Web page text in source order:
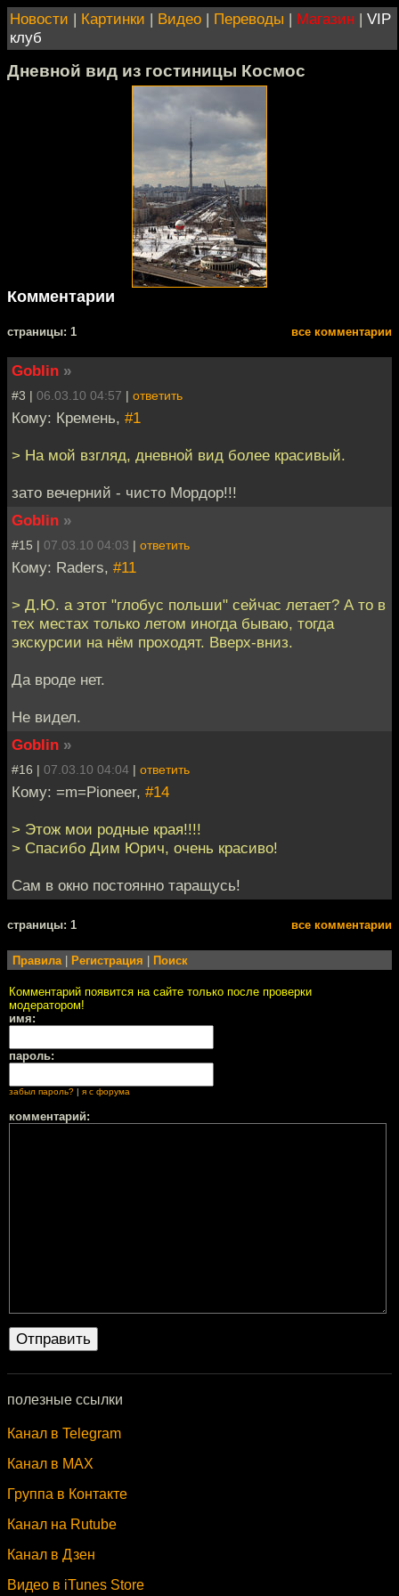
Новости | Картинки | Видео | Переводы | Магазин | VIP
клуб
Дневной вид из гостиницы Космос
Комментарии
cтраницы: 1 все комментарии
Goblin »
#3 | 06.03.10 04:57 | ответить
Кому: Кремень, #1
> На мой взгляд, дневной вид более красивый.
зато вечерний - чисто Мордор!!!
Goblin »
#15 | 07.03.10 04:03 | ответить
Кому: Raders, #11
> Д.Ю. а этот "глобус польши" сейчас летает? А то в
тех местах только летом иногда бываю, тогда
экскурсии на нём проходят. Вверх-вниз.
Да вроде нет.
Не видел.
Goblin »
#16 | 07.03.10 04:04 | ответить
Кому: =m=Pioneer, #14
> Этож мои родные края!!!!
> Спасибо Дим Юрич, очень красиво!
Сам в окно постоянно таращусь!
cтраницы: 1 все комментарии
Правила Регистрация Поиск
Комментарий появится на сайте только после проверки
модератором!
имя:
пароль:
забыл пароль? | я с форума
комментарий:
полезные ссылки
Канал в Telegram
Канал в MAX
Группа в Контакте
Канал на Rutube
Канал в Дзен
Видео в iTunes Store